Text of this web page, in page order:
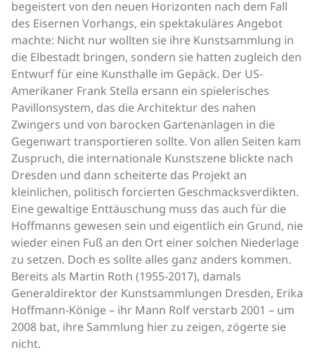
begeistert von den neuen Horizonten nach dem Fall
des Eisernen Vorhangs, ein spektakuläres Angebot
machte: Nicht nur wollten sie ihre Kunstsammlung in
die Elbestadt bringen, sondern sie hatten zugleich den
Entwurf für eine Kunsthalle im Gepäck. Der US-
Amerikaner Frank Stella ersann ein spielerisches
Pavillonsystem, das die Architektur des nahen
Zwingers und von barocken Gartenanlagen in die
Gegenwart transportieren sollte. Von allen Seiten kam
Zuspruch, die internationale Kunstszene blickte nach
Dresden und dann scheiterte das Projekt an
kleinlichen, politisch forcierten Geschmacksverdikten.
Eine gewaltige Enttäuschung muss das auch für die
Hoffmanns gewesen sein und eigentlich ein Grund, nie
wieder einen Fuß an den Ort einer solchen Niederlage
zu setzen. Doch es sollte alles ganz anders kommen.
Bereits als Martin Roth (1955-2017), damals
Generaldirektor der Kunstsammlungen Dresden, Erika
Hoffmann-Könige – ihr Mann Rolf verstarb 2001 – um
2008 bat, ihre Sammlung hier zu zeigen, zögerte sie
nicht.